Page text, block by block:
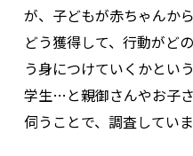
が、子どもが赤ちゃんか
どう獲得して、行動がど
う身につけていくかとい
学生…と親御さんやお子
伺うことで、調査していま